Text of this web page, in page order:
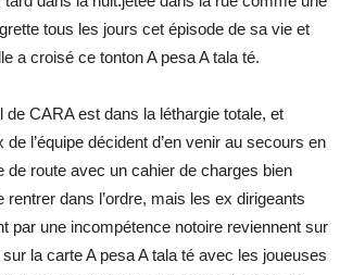
tous les jours cet épisode de sa vie et
a croisé ce tonton A pesa A tala té.
de CARA est dans la léthargie totale, et
l’équipe décident d’en venir au secours en
de route avec un cahier de charges bien
rentrer dans l’ordre, mais les ex dirigeants
par une incompétence notoire reviennent sur
la carte A pesa A tala té avec les joueuses